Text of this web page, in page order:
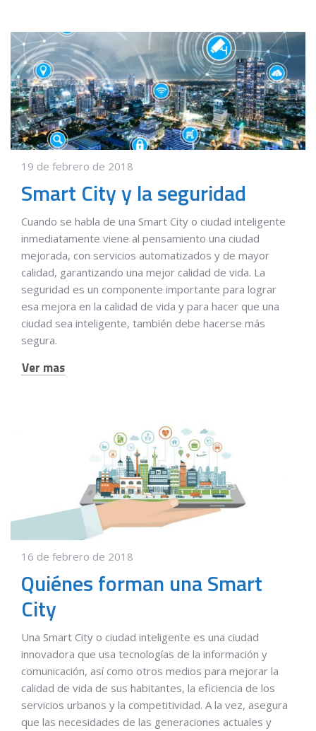
19 de febrero de 2018
Smart City y la seguridad
Cuando se habla de una Smart City o ciudad inteligente
inmediatamente viene al pensamiento una ciudad
mejorada, con servicios automatizados y de mayor
calidad, garantizando una mejor calidad de vida. La
seguridad es un componente importante para lograr
esa mejora en la calidad de vida y para hacer que una
ciudad sea inteligente, también debe hacerse más
segura.
Ver mas
16 de febrero de 2018
Quiénes forman una Smart
City
Una Smart City o ciudad inteligente es una ciudad
innovadora que usa tecnologías de la información y
comunicación, así como otros medios para mejorar la
calidad de vida de sus habitantes, la eficiencia de los
servicios urbanos y la competitividad. A la vez, asegura
que las necesidades de las generaciones actuales y